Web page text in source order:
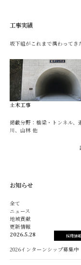
工事実績
坂下組がこれまで携わってき
土木工事
掲載分野：橋梁・トンネル、
川、山林 他
お知らせ
全て
ニュース
地域貢献
更新情報
2026.5.28
採用情報
2026インターンシップ募集中